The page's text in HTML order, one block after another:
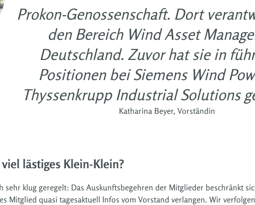
Prokon-Genossenschaft. Dort
den Bereich Wind Asset
Deutschland. Zuvor hat sie in
Positionen bei Siemens Wind
Thyssenkrupp Industrial Solutions
Katharina Beyer, Vorständin
lästiges Klein-Klein?
sehr klug geregelt: Das Auskunftsbegehren der Mitglieder beschränkt
Mitglied quasi tagesaktuell Infos vom Vorstand verlangen. Wir